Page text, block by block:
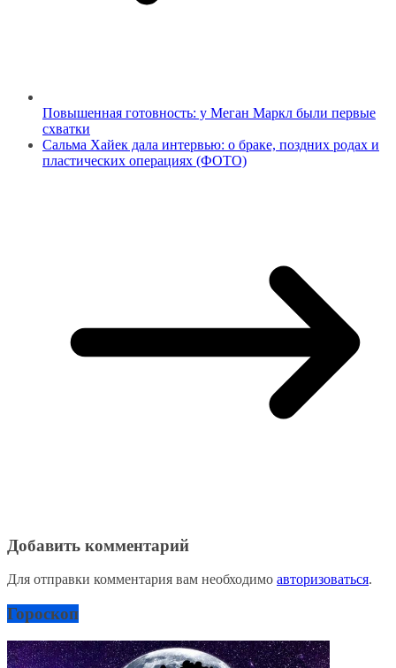
Повышенная готовность: у Меган Маркл были первые
схватки
Сальма Хайек дала интервью: о браке, поздних родах и
пластических операциях (ФОТО)
Добавить комментарий
Для отправки комментария вам необходимо авторизоваться.
Гороскоп